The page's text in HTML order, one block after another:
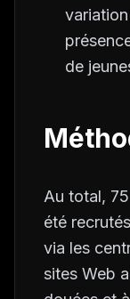
de
Au total,
été
via les
sites Web